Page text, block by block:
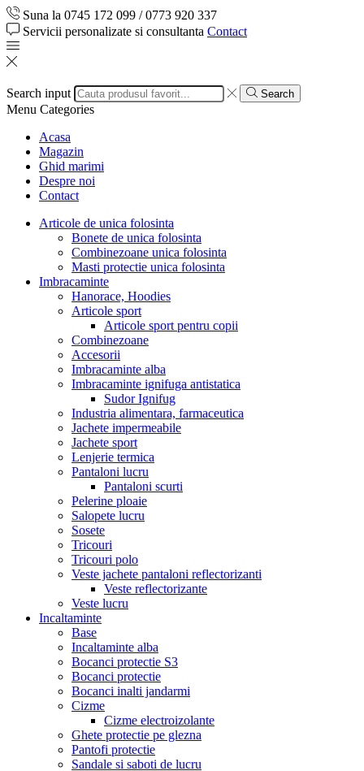
Suna la 0745 172 099 / 0773 920 337
Servicii personalizate si consultanta Contact
Search input Search
Menu Categories
Acasa
Magazin
Ghid marimi
Despre noi
Contact
Articole de unica folosinta
Bonete de unica folosinta
Combinezoane unica folosinta
Masti protectie unica folosinta
Imbracaminte
Hanorace, Hoodies
Articole sport
Articole sport pentru copii
Combinezoane
Accesorii
Imbracaminte alba
Imbracaminte ignifuga antistatica
Sudor Ignifug
Industria alimentara, farmaceutica
Jachete impermeabile
Jachete sport
Lenjerie termica
Pantaloni lucru
Pantaloni scurti
Pelerine ploaie
Salopete lucru
Sosete
Tricouri
Tricouri polo
Veste jachete pantaloni reflectorizanti
Veste reflectorizante
Veste lucru
Incaltaminte
Base
Incaltaminte alba
Bocanci protectie S3
Bocanci protectie
Bocanci inalti jandarmi
Cizme
Cizme electroizolante
Ghete protectie pe glezna
Pantofi protectie
Sandale si saboti de lucru